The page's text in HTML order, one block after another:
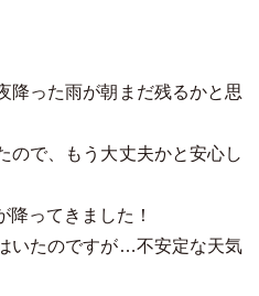
降った雨が朝まだ残るかと思
ので、もう大丈夫かと安心し
降ってきました！
いたのですが…不安定な天気